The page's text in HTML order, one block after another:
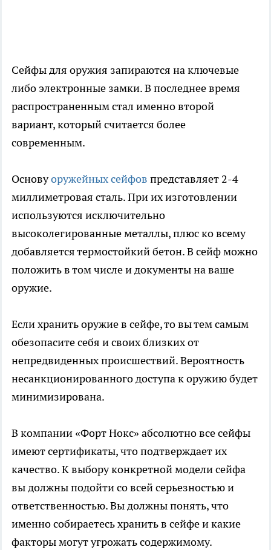
Сейфы для оружия запираются на ключевые
либо электронные замки. В последнее время
распространенным стал именно второй
вариант, который считается более
современным.
Основуоружейных сейфов представляет 2-4
миллиметровая сталь. При их изготовлении
используются исключительно
высоколегированные металлы, плюс ко всему
добавляется термостойкий бетон. В сейф можно
положить в том числе и документы на ваше
оружие.
Если хранить оружие в сейфе, то вы тем самым
обезопасите себя и своих близких от
непредвиденных происшествий. Вероятность
несанкционированного доступа к оружию будет
минимизирована.
В компании «Форт Нокс» абсолютно все сейфы
имеют сертификаты, что подтверждает их
качество. К выбору конкретной модели сейфа
вы должны подойти со всей серьезностью и
ответственностью. Вы должны понять, что
именно собираетесь хранить в сейфе и какие
факторы могут угрожать содержимому.